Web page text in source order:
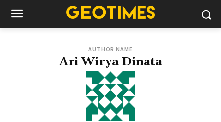
AUTHOR NAME
Ari Wirya Dinata